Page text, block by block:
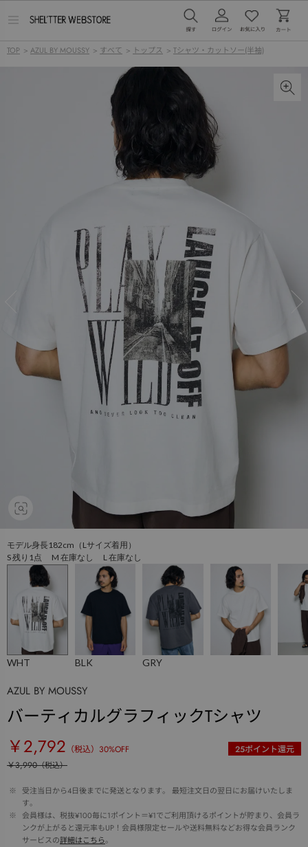
ー
TOP > AZUL BY MOUSSY > すべて > トップス > Tシャツ・カットソー(半袖)
モデル身長182cm（Lサイズ着用）
S 残り1点 M 在庫なし L 在庫なし
WHT BLK GRY
AZUL BY MOUSSY
バーティカルグラフィックTシャツ
￥2,792 （税込） 30%OFF 25ポイント還元
￥3,990（税込）
※
受注当日から4日後までに発送となります。 最短注文日の翌日にお届けいたしま
す。
※
会員様は、税抜¥100毎に1ポイント＝¥1でご利用頂けるポイントが貯まり、会員ラ
ンクが上がると還元率もUP！会員様限定セールや送料無料などお得な会員ランク
サービスの詳細はこちら。